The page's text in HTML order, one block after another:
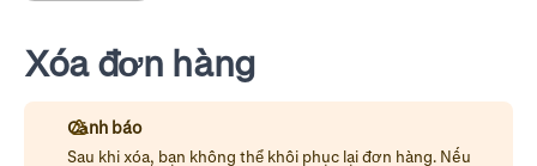
Xóa đơn hàng
Cảnh báo
Sau khi xóa, bạn không thể khôi phục lại đơn hàng. Nếu